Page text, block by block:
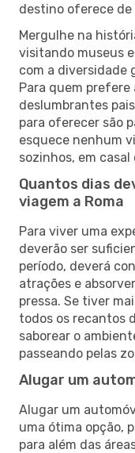
destino oferece
Mergulhe na
visitando museus
com a diversidade
Para quem prefere
deslumbrantes
para oferecer são
esquece nenhum
sozinhos, em
Quantos dias
viagem a Roma
Para viver uma
deverão ser
período, deverá
atrações e
pressa. Se tiver
todos os recantos
saborear o
passeando pelas
Alugar um
Alugar um
uma ótima opção,
para além das